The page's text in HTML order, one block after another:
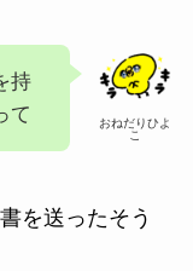
おねだりひよ
こ
持
て
を送ったそう